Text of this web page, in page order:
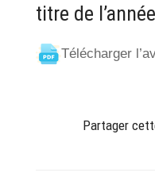
titre de
Télécharger
Partager